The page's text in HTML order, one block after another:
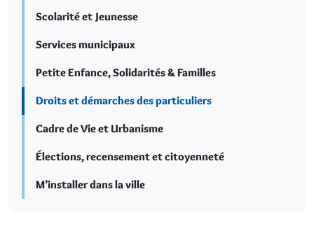
Scolarité et Jeunesse
Services municipaux
Petite Enfance, Solidarités & Familles
Droits et démarches des particuliers
Cadre de Vie et Urbanisme
Élections, recensement et citoyenneté
M’installer dans la ville